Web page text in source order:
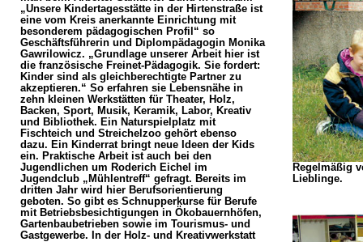
„Unsere Kindertagesstätte in der Hirtenstraße ist
eine vom Kreis anerkannte Einrichtung mit
besonderem pädagogischen Profil“ so
Geschäftsführerin und Diplompädagogin Monika
Gawrilowicz. „Grundlage unserer Arbeit hier ist
die französische Freinet-Pädagogik. Sie fordert:
Kinder sind als gleichberechtigte Partner zu
akzeptieren.“ So erfahren sie Lebensnähe in
zehn kleinen Werkstätten für Theater, Holz,
Backen, Sport, Musik, Keramik, Labor, Kreativ
und Bibliothek. Ein Naturspielplatz mit
Fischteich und Streichelzoo gehört ebenso
dazu. Ein Kinderrat bringt neue Ideen der Kids
ein. Praktische Arbeit ist auch bei den
Jugendlichen um Roderich Eichel im
Jugendclub „Mühlentreff“ gefragt. Bereits im
dritten Jahr wird hier Berufsorientierung
geboten. So gibt es Schnupperkurse für Berufe
mit Betriebsbesichtigungen in Ökobauernhöfen,
Gartenbaubetrieben sowie im Tourismus- und
Gastgewerbe. In der Holz- und Kreativwerkstatt
Regelmäßig
Lieblinge.